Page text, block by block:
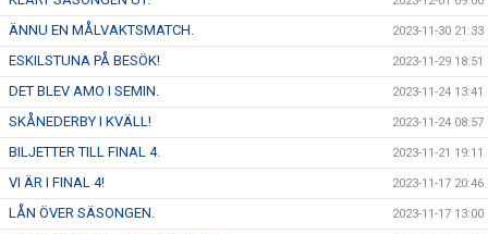
ÄNNU EN MÅLVAKTSMATCH. 2023-11-30 21:33
ESKILSTUNA PÅ BESÖK! 2023-11-29 18:51
DET BLEV AMO I SEMIN. 2023-11-24 13:41
SKÅNEDERBY I KVÄLL! 2023-11-24 08:57
BILJETTER TILL FINAL 4. 2023-11-21 19:11
VI ÄR I FINAL 4! 2023-11-17 20:46
LÅN ÖVER SÄSONGEN. 2023-11-17 13:00